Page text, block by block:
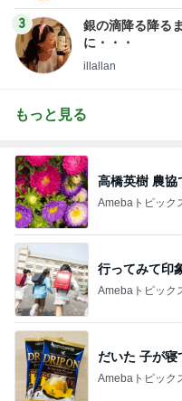
3
銀の滴降る降る
に・・・
illallan
もっと見る
高橋英樹 農協
Amebaトピック
行ってみて印
Amebaトピック
だいた 子が寝
Amebaトピック